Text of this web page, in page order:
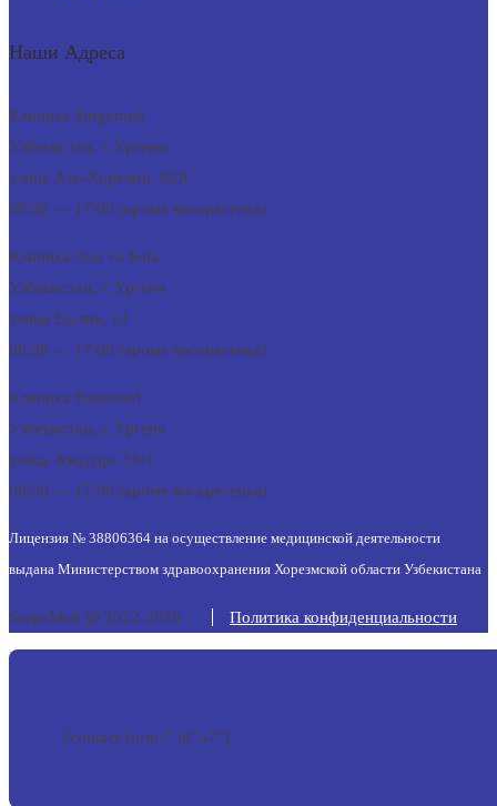
Наши Адреса
Клиника Surgemed
Узбекистан, г. Ургенч
улица Аль-Хорезми, 96А
09:00 — 17:00 (кроме воскресенья)
Клиника Ona va bola
Узбекистан, г. Ургенч
улица Ешлик, 12
09:00 — 17:00 (кроме воскресенья)
Клиника Endomed
Узбекистан, г. Ургенч
улица Амударе 58/1
09:00 — 17:00 (кроме воскресенья)
Лицензия № 38806364 на осуществление медицинской деятельности
выдана Министерством здравоохранения Хорезмской области Узбекистана
SurgeMed @ 2022-2026 Политика конфиденциальности
[contact-form-7 id=»7″]